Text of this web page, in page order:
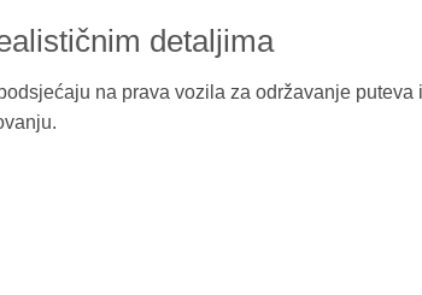
detaljima
na prava vozila za održavanje